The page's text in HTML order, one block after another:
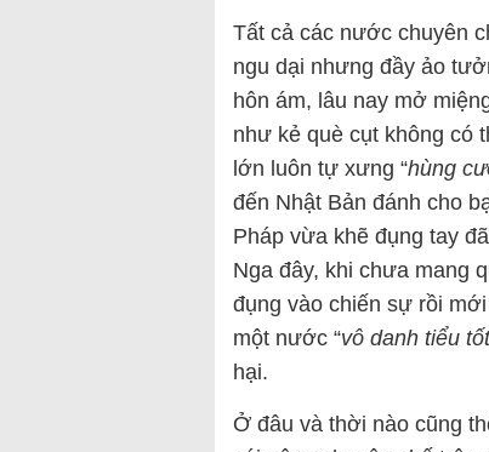
Tất cả các nước chuyên
ngu dại nhưng đầy ảo
hôn ám, lâu nay mở
như kẻ què cụt không có
lớn luôn tự xưng “hùng
đến Nhật Bản đánh cho
Pháp vừa khẽ đụng tay
Nga đây, khi chưa mang
đụng vào chiến sự rồi
một nước “vô danh tiểu tốt
hại.
Ở đâu và thời nào cũng